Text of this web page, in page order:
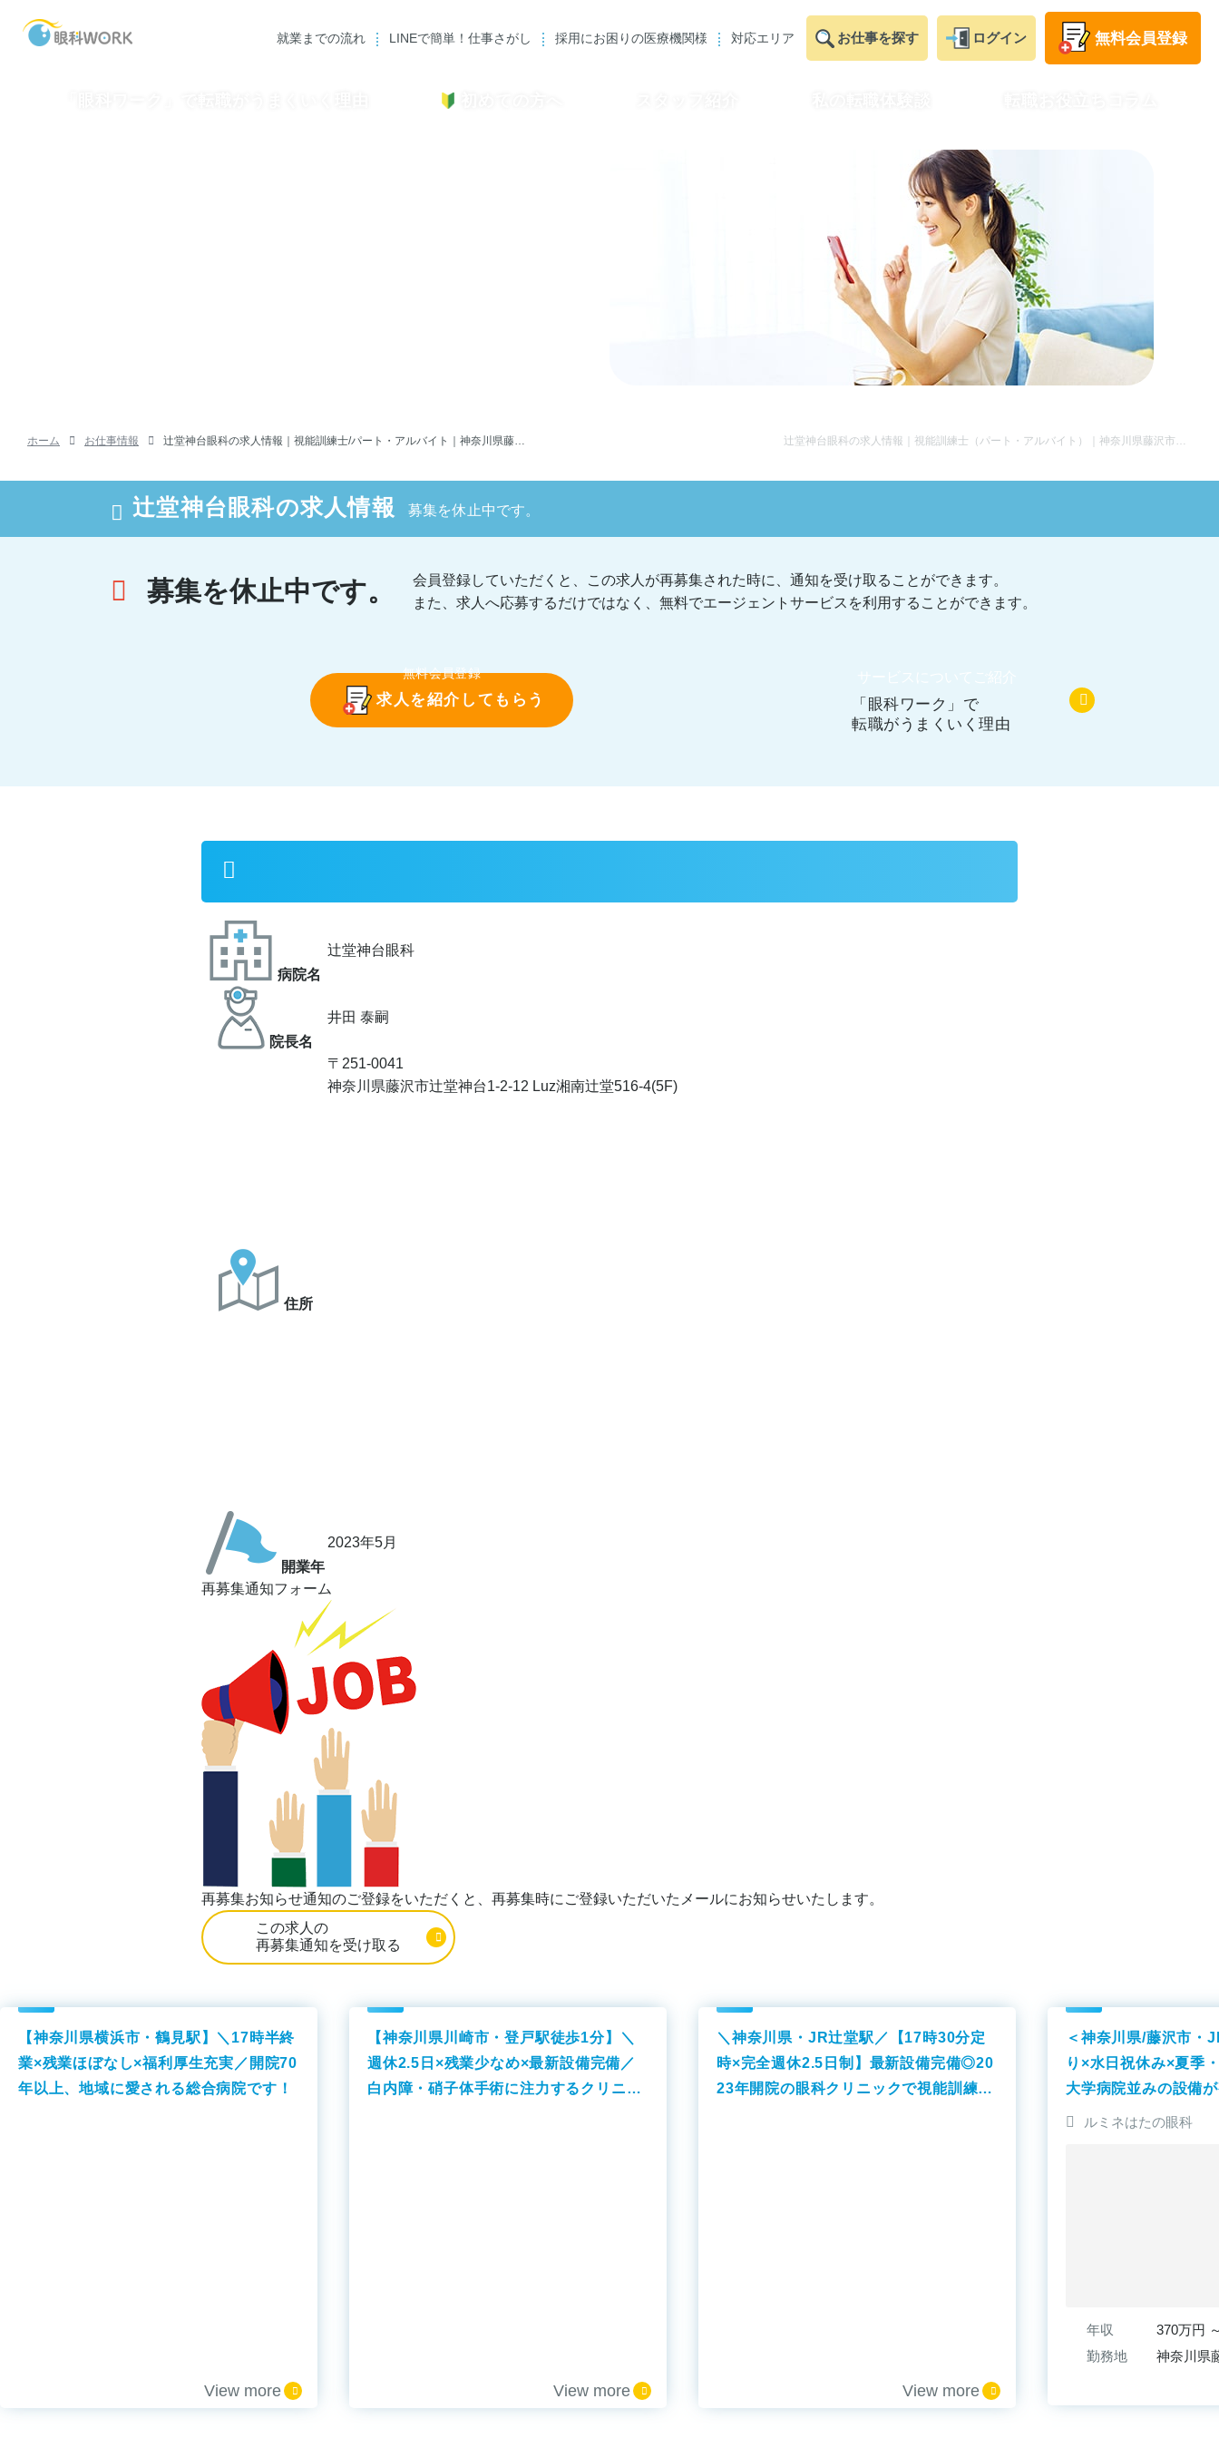
就業までの流れ LINEで簡単！仕事さがし 採用にお困りの医療機関様 対応エリア お仕事を探す ログイン 無料会員登録
ホーム お仕事情報 辻堂神台眼科の求人情報｜視能訓練士/パート・アルバイト｜神奈川県藤沢市辻堂駅 辻堂神台眼科の求人情報｜視能訓練士（パート・アルバイト）｜神奈川県藤沢市辻堂駅
辻堂神台眼科の求人情報 募集を休止中です。
募集を休止中です。
会員登録していただくと、この求人が再募集された時に、通知を受け取ることができます。
また、求人へ応募するだけではなく、無料でエージェントサービスを利用することができます。
無料会員登録
求人を紹介してもらう
「眼科ワーク」で
転職がうまくいく理由
病院名
辻堂神台眼科
院⻑名
井田 泰嗣
住所
〒251-0041
神奈川県藤沢市辻堂神台1-2-12 Luz湘南辻堂516-4(5F)
開業年
2023年5月
再募集通知フォーム
再募集お知らせ通知のご登録をいただくと、再募集時にご登録いただいたメールにお知らせいたします。
この求人の
再募集通知を受け取る
【神奈川県横浜市・鶴見駅】＼17時半終
業×残業ほぼなし×福利厚生充実／開院70
年以上、地域に愛される総合病院です！
View more
【神奈川県川崎市・登戸駅徒歩1分】＼
週休2.5日×残業少なめ×最新設備完備／
白内障・硝子体手術に注力するクリニッ
View more
＼神奈川県・JR辻堂駅／【17時30分定
時×完全週休2.5日制】最新設備完備◎20
23年開院の眼科クリニックで視能訓練士
View more
＜神奈川県/藤沢市・
り×水日祝休み×夏季
大学病院並みの設備
訓練士募集♪オルソケ
ルミネはたの眼科
年収
勤務地
神奈川県